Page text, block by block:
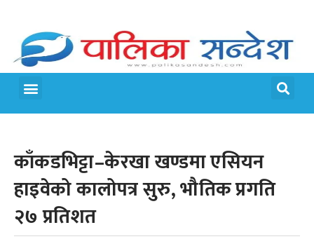
काँकडभिट्टा–केरखा खण्डमा एसियन
हाइवेको कालोपत्र सुरु, भौतिक प्रगति
२७ प्रतिशत